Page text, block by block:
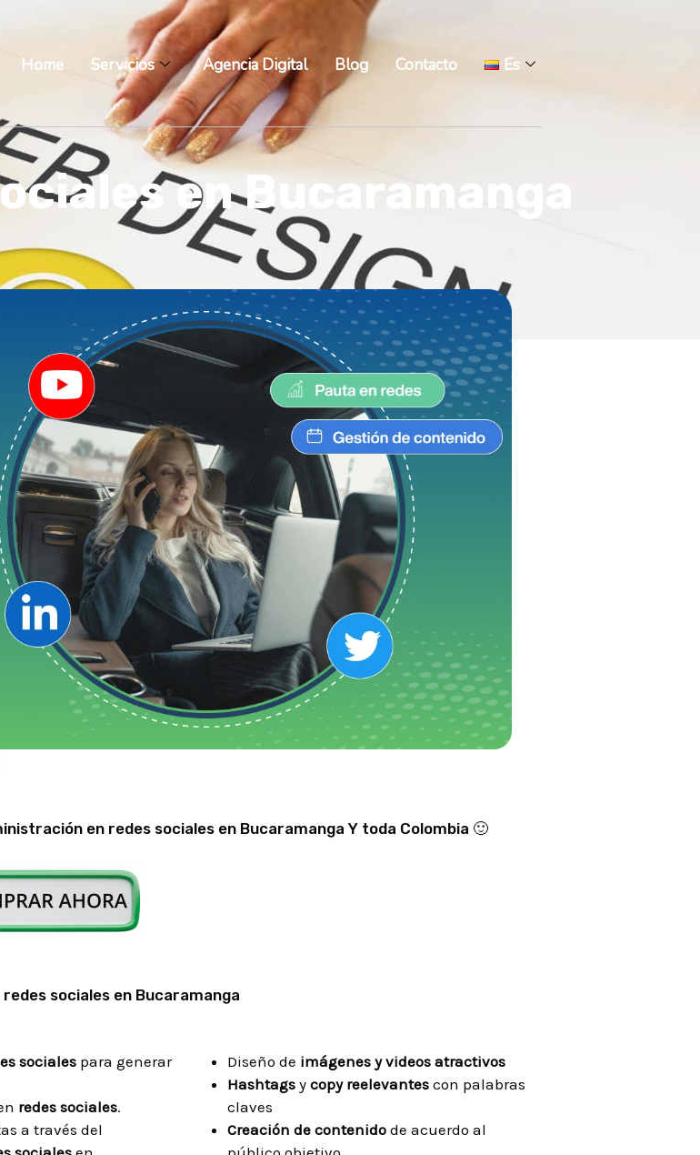
Home Servicios Agencia Digital Blog Contacto Es
en Bucaramanga
en redes sociales en Bucaramanga Y toda Colombia 🙂
sociales en Bucaramanga
socialespara generar
redes sociales.
a través del
Diseño de imágenes y videos atractivos
Hashtagsy copy reelevantescon palabras
claves
Creación de contenidode acuerdo al